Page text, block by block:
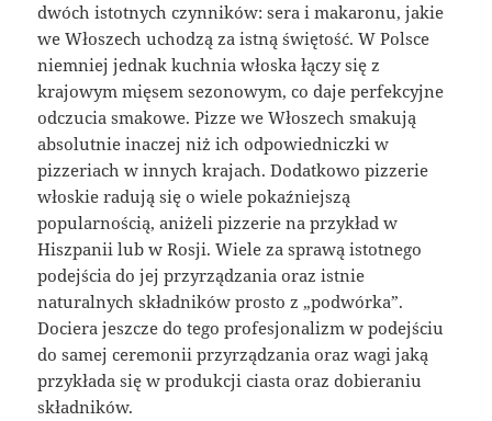
dwóch istotnych czynników: sera i makaronu, jakie
we Włoszech uchodzą za istną świętość. W Polsce
niemniej jednak kuchnia włoska łączy się z
krajowym mięsem sezonowym, co daje perfekcyjne
odczucia smakowe. Pizze we Włoszech smakują
absolutnie inaczej niż ich odpowiedniczki w
pizzeriach w innych krajach. Dodatkowo pizzerie
włoskie radują się o wiele pokaźniejszą
popularnością, aniżeli pizzerie na przykład w
Hiszpanii lub w Rosji. Wiele za sprawą istotnego
podejścia do jej przyrządzania oraz istnie
naturalnych składników prosto z „podwórka”.
Dociera jeszcze do tego profesjonalizm w podejściu
do samej ceremonii przyrządzania oraz wagi jaką
przykłada się w produkcji ciasta oraz dobieraniu
składników.